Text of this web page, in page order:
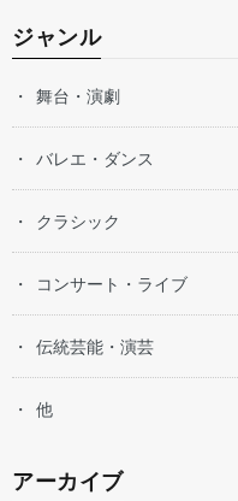
ジャンル
舞台・演劇
バレエ・ダンス
クラシック
コンサート・ライブ
伝統芸能・演芸
他
アーカイブ